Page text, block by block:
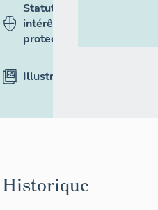
Statut,
intérêt et
protection
Illustrations
Historique